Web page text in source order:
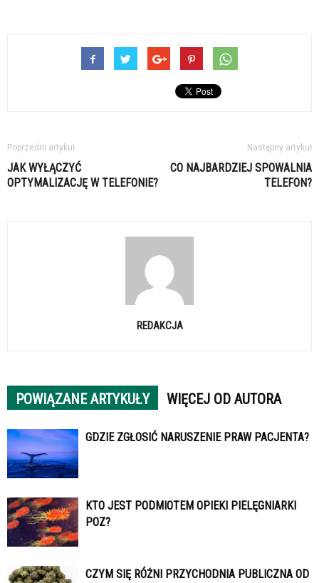
Poprzedni artykuł
JAK WYŁĄCZYĆ
OPTYMALIZACJĘ W TELEFONIE?
Następny artykuł
CO NAJBARDZIEJ SPOWALNIA
TELEFON?
REDAKCJA
POWIĄZANE ARTYKUŁY WIĘCEJ OD AUTORA
GDZIE ZGŁOSIĆ NARUSZENIE PRAW PACJENTA?
KTO JEST PODMIOTEM OPIEKI PIELĘGNIARKI
POZ?
CZYM SIĘ RÓŻNI PRZYCHODNIA PUBLICZNA OD